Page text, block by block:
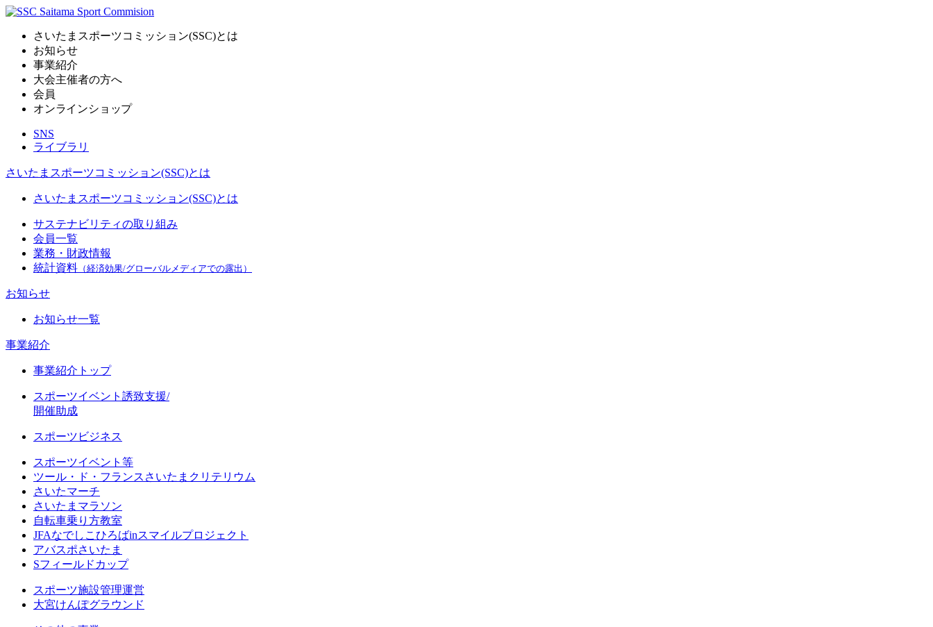
さいたまスポーツコミッション(SSC)とは
お知らせ
事業紹介
大会主催者の方へ
会員
オンラインショップ
SNS
ライブラリ
さいたまスポーツコミッション(SSC)とは
さいたまスポーツコミッション(SSC)とは
サステナビリティの取り組み
会員一覧
業務・財政情報
統計資料 （経済効果/グローバルメディアでの露出）
お知らせ
お知らせ一覧
事業紹介
事業紹介トップ
スポーツイベント誘致支援/
開催助成
スポーツビジネス
スポーツイベント等
ツール・ド・フランスさいたまクリテリウム
さいたマーチ
さいたまマラソン
自転車乗り方教室
JFAなでしこひろばinスマイルプロジェクト
アバスポさいたま
Sフィールドカップ
スポーツ施設管理運営
大宮けんぽグラウンド